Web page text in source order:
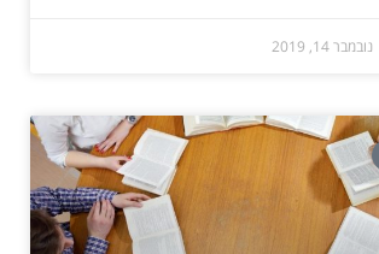
נובמבר 14, 2019